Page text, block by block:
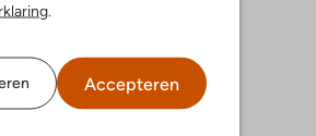
Accepteren